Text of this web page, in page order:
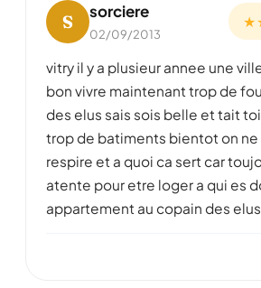
S sorciere
02/09/2013
★
vitry il y a plusieur annee une
bon vivre maintenant trop de
des elus sais sois belle et tait
trop de batiments bientot on ne
respire et a quoi ca sert car
atente pour etre loger a qui es
appartement au copain des elus